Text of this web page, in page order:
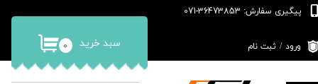
پیگیری سفارش: 36473853-071
۰ سبد خرید ورود / ثبت نام
تغییر گذر واژه